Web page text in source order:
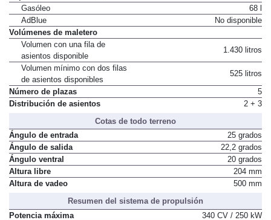
Depósito de combustible
Gasóleo
68 l
AdBlue
Volúmenes de maletero
Volumen con una fila de
asientos disponible
Volumen mínimo con dos filas
de asientos disponibles
Número de plazas
5
Cotas de todo terreno
Ángulo de entrada
25 grados
Ángulo de salida
22,2 grados
Ángulo ventral
20 grados
Altura libre
204 mm
Resumen del sistema de propulsión